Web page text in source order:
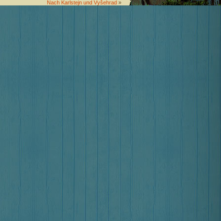
Nach Karlstejn und Vyšehrad »